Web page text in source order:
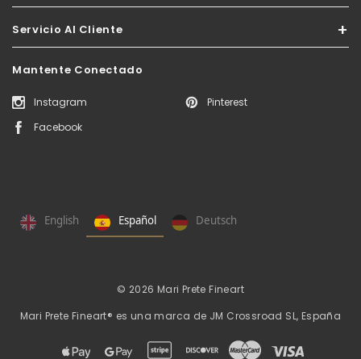
Servicio Al Cliente
Mantente Conectado
Instagram
Facebook
Pinterest
English Español Deutsch
© 2026 Mari Prete Fineart
Mari Prete Fineart® es una marca de JM Crossroad SL, España